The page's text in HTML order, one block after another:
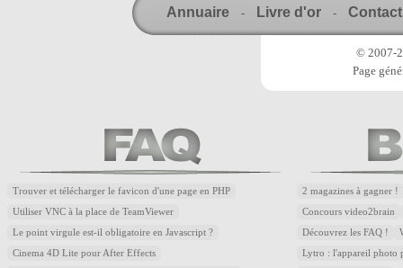
Annuaire - Livre d'or - Contact
© 2007-
Page
Trouver et télécharger le favicon d'une page en PHP
Utiliser VNC à la place de TeamViewer
Le point virgule est-il obligatoire en Javascript ?
Cinema 4D Lite pour After Effects
2 magazines à gagner !
Concours video2brain
Découvrez les FAQ !
Lytro : l'appareil photo